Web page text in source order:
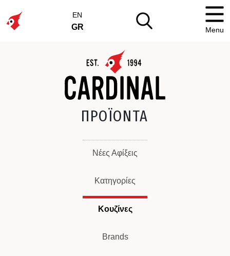
EN
GR Menu
ΠΡΟΪΟΝΤΑ
Νέες Αφίξεις
Κατηγορίες
Κουζίνες
Brands